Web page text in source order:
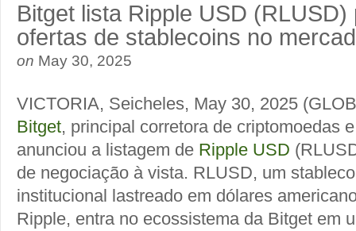
Bitget lista Ripple USD
ofertas de stablecoins no
on May 30, 2025
VICTORIA, Seicheles, May 30, 2025
Bitget, principal corretora de criptomoedas
anunciou a listagem de Ripple USD
de negociação à vista. RLUSD, um
institucional lastreado em dólares
Ripple, entra no ecossistema da Bitget em